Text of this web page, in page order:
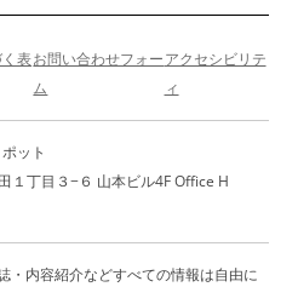
表お問い合わせフォー
ム
アクセシビリテ
ィ
ット
１丁目３−６ 山本ビル4F Office H
・内容紹介などすべての情報は自由に